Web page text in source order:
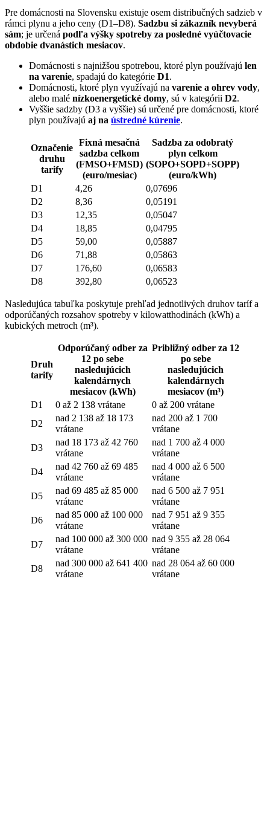
Pre domácnosti na Slovensku existuje osem distribučných sadzieb v
rámci plynu a jeho ceny (D1–D8). Sadzbu si zákazník nevyberá
sám; je určená podľa výšky spotreby za posledné vyúčtovacie
obdobie dvanástich mesiacov.
Domácnosti s najnižšou spotrebou, ktoré plyn používajú len
na varenie, spadajú do kategórie D1.
Domácnosti, ktoré plyn využívajú na varenie a ohrev vody,
alebo malé nízkoenergetické domy, sú v kategórii D2.
Vyššie sadzby (D3 a vyššie) sú určené pre domácnosti, ktoré
plyn používajú aj na ústredné kúrenie.
Označenie
druhu
tarify
Fixná mesačná
sadzba celkom
(FMSO+FMSD)
(euro/mesiac)
Sadzba za odobratý
plyn celkom
(SOPO+SOPD+SOPP)
(euro/kWh)
D1
4,26
0,07696
D2
8,36
0,05191
D3
12,35
0,05047
D4
18,85
0,04795
D5
59,00
0,05887
D6
71,88
0,05863
D7
176,60
0,06583
D8
392,80 0,06523
Nasledujúca tabuľka poskytuje prehľad jednotlivých druhov taríf a
odporúčaných rozsahov spotreby v kilowatthodinách (kWh) a
kubických metroch (m³).
Druh
tarify
Odporúčaný odber za
12 po sebe
nasledujúcich
kalendárnych
mesiacov (kWh)
Približný odber za 12
po sebe
nasledujúcich
kalendárnych
mesiacov (m³)
D1
0 až 2 138 vrátane
0 až 200 vrátane
D2
nad 2 138 až 18 173
vrátane
nad 200 až 1 700
vrátane
D3
nad 18 173 až 42 760
vrátane
nad 1 700 až 4 000
vrátane
D4
nad 42 760 až 69 485
vrátane
nad 4 000 až 6 500
vrátane
D5
nad 69 485 až 85 000
vrátane
nad 6 500 až 7 951
vrátane
D6
nad 85 000 až 100 000
vrátane
nad 7 951 až 9 355
vrátane
D7
nad 100 000 až 300 000
vrátane
nad 9 355 až 28 064
vrátane
D8
nad 300 000 až 641 400
vrátane
nad 28 064 až 60 000
vrátane